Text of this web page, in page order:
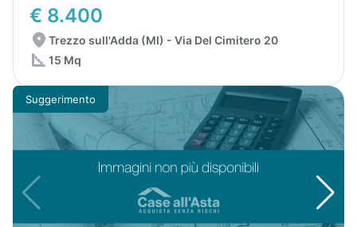
€ 8.400
Trezzo sull'Adda (MI) - Via Del Cimitero 20
15 Mq
Suggerimento